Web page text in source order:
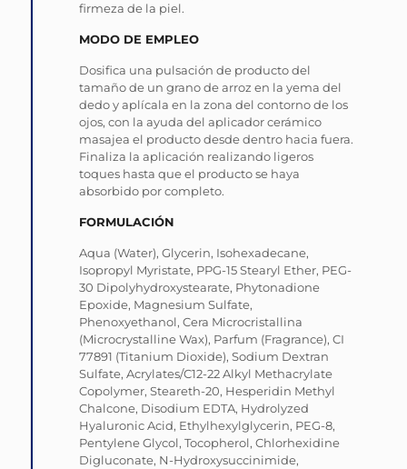
firmeza de la piel.
MODO DE EMPLEO
Dosifica una pulsación de producto del
tamaño de un grano de arroz en la yema del
dedo y aplícala en la zona del contorno de los
ojos, con la ayuda del aplicador cerámico
masajea el producto desde dentro hacia fuera.
Finaliza la aplicación realizando ligeros
toques hasta que el producto se haya
absorbido por completo.
FORMULACIÓN
Aqua (Water), Glycerin, Isohexadecane,
Isopropyl Myristate, PPG-15 Stearyl Ether, PEG-
30 Dipolyhydroxystearate, Phytonadione
Epoxide, Magnesium Sulfate,
Phenoxyethanol, Cera Microcristallina
(Microcrystalline Wax), Parfum (Fragrance), CI
77891 (Titanium Dioxide), Sodium Dextran
Sulfate, Acrylates/C12-22 Alkyl Methacrylate
Copolymer, Steareth-20, Hesperidin Methyl
Chalcone, Disodium EDTA, Hydrolyzed
Hyaluronic Acid, Ethylhexylglycerin, PEG-8,
Pentylene Glycol, Tocopherol, Chlorhexidine
Digluconate, N-Hydroxysuccinimide,